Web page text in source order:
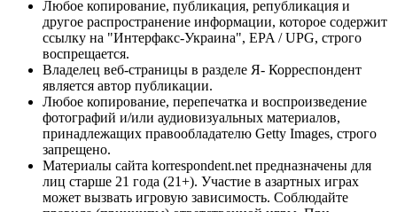
Любое копирование, публикация, републикация и
другое распространение информации, которое содержит
ссылку на "Интерфакс-Украина", EPA / UPG, строго
воспрещается.
Владелец веб-страницы в разделе Я- Корреспондент
является автор публикации.
Любое копирование, перепечатка и воспроизведение
фотографий и/или аудиовизуальных материалов,
принадлежащих правообладателю Getty Images, строго
запрещено.
Материалы сайта korrespondent.net предназначены для
лиц старше 21 года (21+). Участие в азартных играх
может вызвать игровую зависимость. Соблюдайте